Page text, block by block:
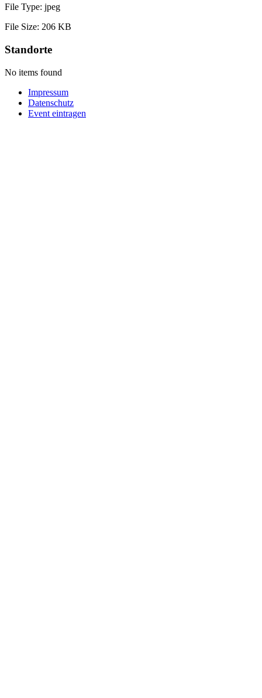
File Type: jpeg
File Size: 206 KB
Standorte
No items found
Impressum
Datenschutz
Event eintragen